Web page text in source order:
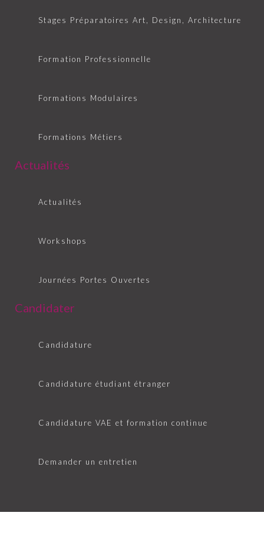
Stages Préparatoires Art, Design, Architecture
Formation Professionnelle
Formations Modulaires
Formations Métiers
Actualités
Actualités
Workshops
Journées Portes Ouvertes
Candidater
Candidature
Candidature étudiant étranger
Candidature VAE et formation continue
Demander un entretien